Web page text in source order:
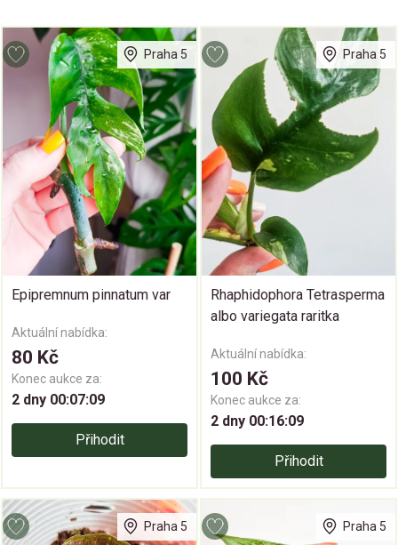
Praha 5
Epipremnum pinnatum var
Aktuální nabídka:
80 Kč
Konec aukce za:
2 dny 00:07:08
Přihodit
Praha 5
Rhaphidophora Tetrasperma
albo variegata raritka
Aktuální nabídka:
100 Kč
Konec aukce za:
2 dny 00:16:08
Přihodit
Praha 5 Praha 5